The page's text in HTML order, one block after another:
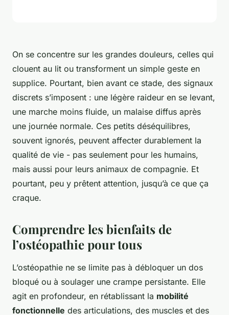
On se concentre sur les grandes douleurs, celles qui
clouent au lit ou transforment un simple geste en
supplice. Pourtant, bien avant ce stade, des signaux
discrets s’imposent : une légère raideur en se levant,
une marche moins fluide, un malaise diffus après
une journée normale. Ces petits déséquilibres,
souvent ignorés, peuvent affecter durablement la
qualité de vie - pas seulement pour les humains,
mais aussi pour leurs animaux de compagnie. Et
pourtant, peu y prêtent attention, jusqu’à ce que ça
craque.
Comprendre les bienfaits de
l’ostéopathie pour tous
L’ostéopathie ne se limite pas à débloquer un dos
bloqué ou à soulager une crampe persistante. Elle
agit en profondeur, en rétablissant la mobilité
fonctionnelle des articulations, des muscles et des